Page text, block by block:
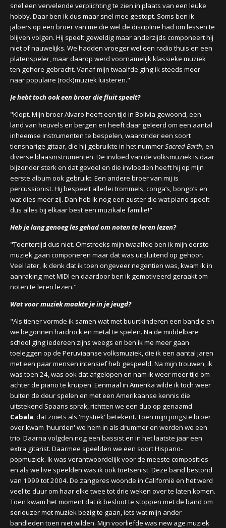
snel een vervelende verplichting te zien in plaats van een leuke
hobby. Daar ben ik dus maar snel mee gestopt. Soms ben ik
jaloers op een broer van me die wel de discipline had om lessen te
blijven volgen. Hij speelt geweldig maar anderzijds componeert hij
niet of nauwelijks. We hadden vroeger wel een radio thuis en een
platenspeler, maar daarop werd voornamelijk klassieke muziek
ten gehore gebracht. Vanaf mijn twaalfde ging ik steeds meer
naar populaire (rock)muziek luisteren."
Je hebt toch ook een broer die fluit speelt?
"Klopt. Mijn broer Alvaro heeft een tijd in Bolivia gewoond, een
land van heuvels en bergen en heeft daar geleerd om een aantal
inheemse instrumenten te bespelen, waaronder een soort
tiensnarige gitaar, die hij gebruikte in het nummerSacred Earth, en
diverse blaasinstrumenten. De invloed van de volksmuziek is daar
bijzonder sterk en dat gevoel en die invloeden heeft hij op mijn
eerste album ook gebruikt. Een andere broer van mij is
percussionist. Hij bespeelt allerlei trommels, conga’s, bongo’s en
wat dies meer zij. Dan heb ik nog een zuster die wat piano speelt
dus alles bij elkaar best een muzikale familie!"
Heb je lang genoeg les gehad om noten te leren lezen?
"Toentertijd dus niet. Omstreeks mijn twaalfde ben ik mijn eerste
muziek gaan componeren maar dat was uitsluitend op gehoor.
Veel later, ik denk dat ik toen ongeveer negentien was, kwam ik in
aanraking met MIDI en daardoor ben ik gemotiveerd geraakt om
noten te leren lezen."
Wat voor muziek maakte je in je jeugd?
"Als tiener vormde ik samen wat met buurtkinderen een bandje en
we begonnen hardrock en metal te spelen. Na de middelbare
school ging iedereen zijns weegs en ben ik me meer gaan
toeleggen op de Peruviaanse volksmuziek, die ik een aantal jaren
met een paar mensen intensief heb gespeeld. Na mijn trouwen, ik
was toen 24, was ook dat afgelopen en nam ik weer meer tijd om
achter de piano te kruipen. Eenmaal in Amerika wilde ik toch weer
buiten de deur spelen en met een Amerikaanse kennis die
uitstekend Spaans sprak, richtten we een duo op genaamd
Cabala, dat zoiets als 'mystiek' betekent. Toen mijn jongste broer
over kwam 'huurden' we hem in als drummer en werden we een
trio. Daarna volgden nog een bassist en in het laatste jaar een
extra gitarist. Daarmee speelden we een soort Hispano-
popmuziek. Ik was verantwoordelijk voor de meeste composities
en als we live speelden was ik ook toetsenist. Deze band bestond
van 1999 tot 2004. De zangeres woonde in Californië en het werd
veel te duur om haar elke twee tot drie weken over te laten komen.
Toen kwam het moment dat ik besloot te stoppen met de band om
serieuzer met muziek bezig te gaan, iets wat mijn ander
bandleden toen niet wilden. Mijn voorliefde was new age muziek